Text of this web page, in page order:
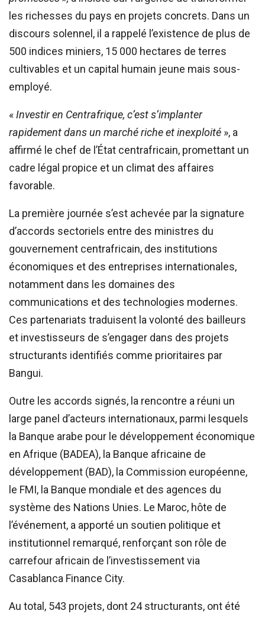
les richesses du pays en projets concrets. Dans un
discours solennel, il a rappelé l’existence de plus de
500 indices miniers, 15 000 hectares de terres
cultivables et un capital humain jeune mais sous-
employé.
«Investir en Centrafrique, c’est s’implanter
rapidement dans un marché riche et inexploité », a
affirmé le chef de l’État centrafricain, promettant un
cadre légal propice et un climat des affaires
favorable.
La première journée s’est achevée par la signature
d’accords sectoriels entre des ministres du
gouvernement centrafricain, des institutions
économiques et des entreprises internationales,
notamment dans les domaines des
communications et des technologies modernes.
Ces partenariats traduisent la volonté des bailleurs
et investisseurs de s’engager dans des projets
structurants identifiés comme prioritaires par
Bangui.
Outre les accords signés, la rencontre a réuni un
large panel d’acteurs internationaux, parmi lesquels
la Banque arabe pour le développement économique
en Afrique (BADEA), la Banque africaine de
développement (BAD), la Commission européenne,
le FMI, la Banque mondiale et des agences du
système des Nations Unies. Le Maroc, hôte de
l’événement, a apporté un soutien politique et
institutionnel remarqué, renforçant son rôle de
carrefour africain de l’investissement via
Casablanca Finance City.
Au total, 543 projets, dont 24 structurants, ont été